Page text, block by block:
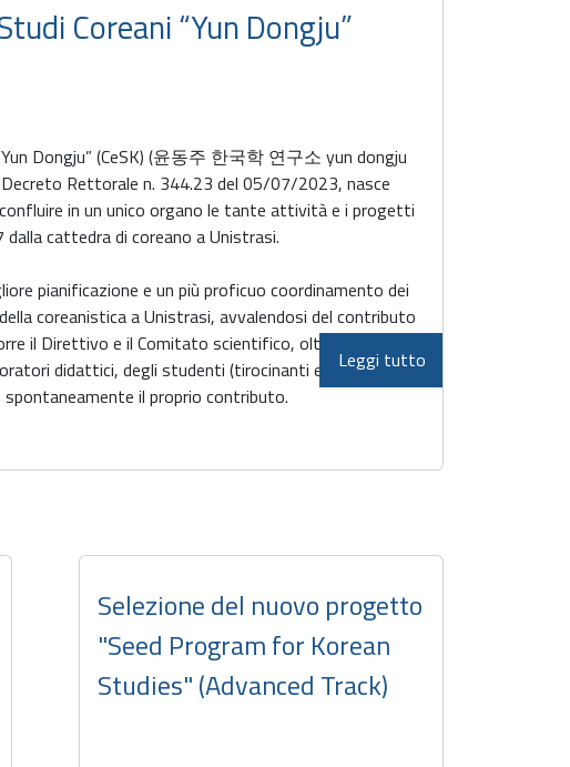
Coreani “Yun Dongju”
Dongju” (CeSK) (윤동주 한국학 연구소 yun dongju
Rettorale n. 344.23 del 05/07/2023, nasce
in un unico organo le tante attività e i progetti
cattedra di coreano a Unistrasi.
pianificazione e un più proficuo coordinamento dei
coreanistica a Unistrasi, avvalendosi del contributo
il Direttivo e il Comitato scientifico, oltre che
didattici, degli studenti (tirocinanti e non) e di
il proprio contributo.
Leggi tutto
Selezione del nuovo progetto
"Seed Program for Korean
Studies" (Advanced Track)